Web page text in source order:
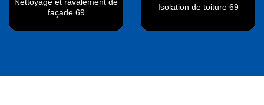
façade 69
Isolation de toiture 69